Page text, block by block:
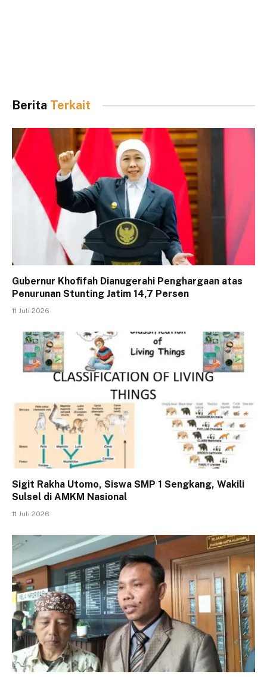
Berita Terkait
Gubernur Khofifah Dianugerahi Penghargaan atas
Penurunan Stunting Jatim 14,7 Persen
11 Juli 2026
Sigit Rakha Utomo, Siswa SMP 1 Sengkang, Wakili
Sulsel di AMKM Nasional
11 Juli 2026